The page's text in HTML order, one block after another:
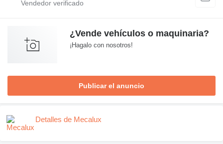
¿Vende vehículos o maquinaria?
¡Hagalo con nosotros!
Publicar el anuncio
Detalles de Mecalux